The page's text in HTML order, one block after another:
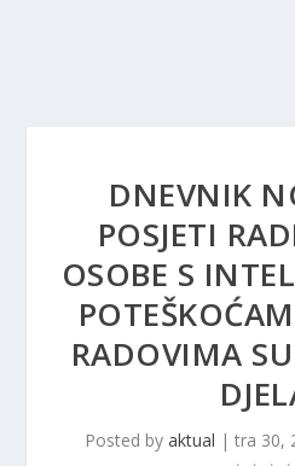
DNEVNIK
POSJETI
OSOBE S
RADOVIMA
Posted by aktual | tra 30,